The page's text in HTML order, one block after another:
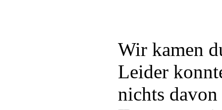
Wir kamen
Leider
nichts davon